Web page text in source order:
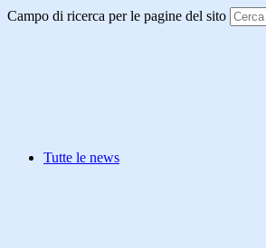
Campo di ricerca per le pagine del sito
Tutte le news